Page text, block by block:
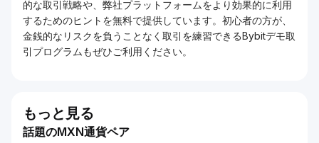
的な取引戦略や、弊社プラットフォームをより効果的に利用
するためのヒントを無料で提供しています。初心者の方が、
金銭的なリスクを負うことなく取引を練習できるBybitデモ取
引プログラムもぜひご利用ください。
もっと見る
話題のMXN通貨ペア